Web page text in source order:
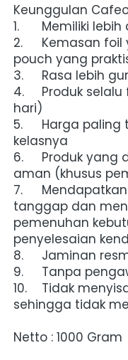
Keunggulan
1.	Memiliki
2.	Kemasan foil yan tebal (1 Kg) Kemasan
pouch yang
3.	Rasa lebih
4.	Produk selalu fresh (produksi hampir setip
hari)
5.	Harga paling terjangkau dan ekonomis di
kelasnya
6.	Produk yang dikirimkan dipacking secara
aman (khusus
7.	Mendapatkan pelayanan yang cepat,
tanggap dan
pemenuhan
penyelesaian
8.	Jaminan
9.	Tanpa
10.	Tidak menyisakan produk di tenggorokan,
sehingga tidak
Netto : 1000